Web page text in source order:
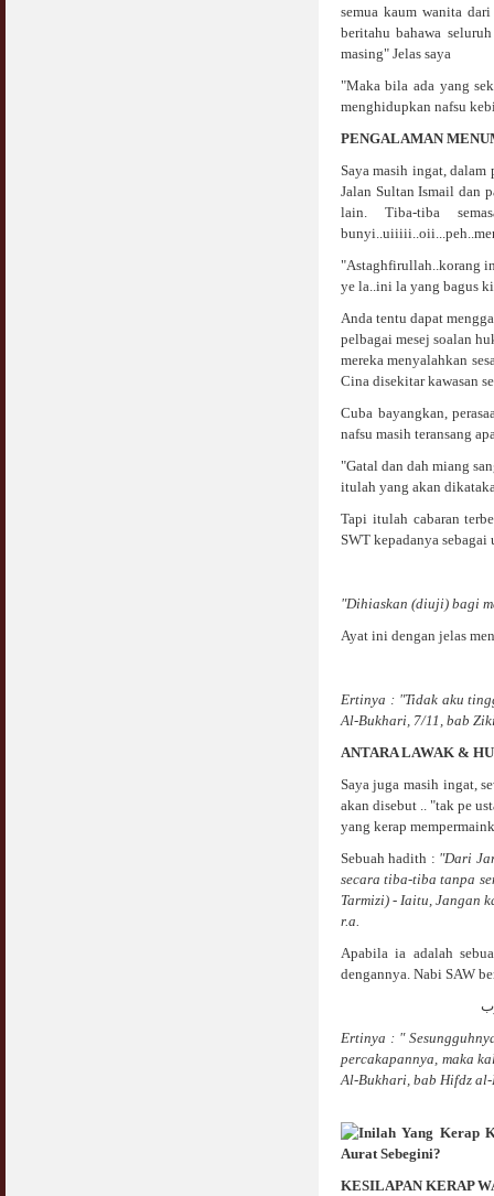
semua kaum wanita
beritahu bahawa
masing" Jelas saya
"Maka bila ada yang
menghidupkan nafsu
PENGALAMAN
Saya masih ingat,
Jalan Sultan Ismail dan
lain. Tiba-tiba
"Astaghfirullah..korang
ye la..ini la yang bagus
Anda tentu dapat
pelbagai mesej soalan
mereka menyalahkan
Cina disekitar kawasan
Cuba bayangkan,
nafsu masih teransang
"Gatal dan dah miang
itulah yang akan
Tapi itulah cabaran
SWT kepadanya
"Dihiaskan (diuji) bagi
Ayat ini dengan jelas
Ertinya : "Tidak aku
Al-Bukhari, 7/11, bab
ANTARA LAWAK &
Saya juga masih ingat,
akan disebut .. "tak pe
yang kerap
Sebuah hadith : "Dari
secara tiba-tiba tanpa
Tarmizi) - Iaitu, Jangan
r.a.
Apabila ia adalah
dengannya. Nabi SAW
Ertinya : "
percakapannya, maka
Al-Bukhari, bab Hifdz
KESILAPAN KERAP